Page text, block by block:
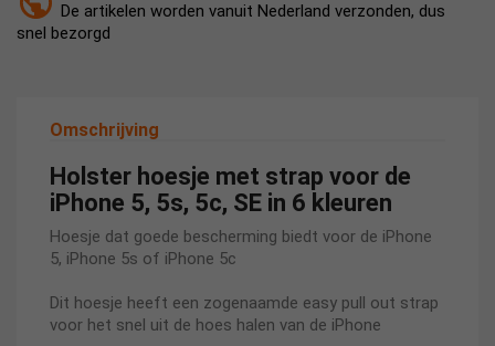
De artikelen worden vanuit Nederland verzonden, dus
snel bezorgd
Omschrijving
Holster hoesje met strap voor de
iPhone 5, 5s, 5c, SE in 6 kleuren
Hoesje dat goede bescherming biedt voor de iPhone
5, iPhone 5s of iPhone 5c
Dit hoesje heeft een zogenaamde easy pull out strap
voor het snel uit de hoes halen van de iPhone